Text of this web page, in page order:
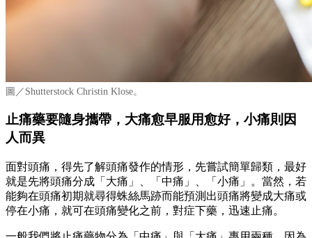
圖／Shutterstock Christin Klose。
止痛藥要隨身攜帶，大痛愈早服用愈好，小痛則因
人而異
面對頭痛，得先了解頭痛發作的情形，先嘗試簡單歸類，最好
就是先將頭痛分成「大痛」、「中痛」、「小痛」。當然，若
能夠在頭痛初期就尋得蛛絲馬跡而能預測出頭痛將變成大痛或
停在小痛，就可在頭痛變化之前，對症下藥，迅速止痛。